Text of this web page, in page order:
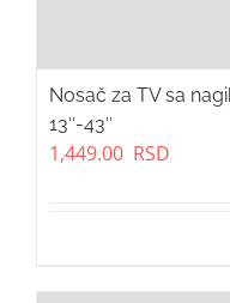
Nosač za TV sa
13″-43″
1,449.00 RSD